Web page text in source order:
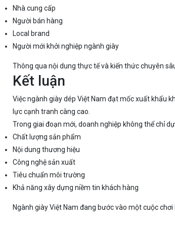
Nhà cung cấp
Người bán hàng
Local brand
Người mới khởi nghiệp ngành giày
Thông qua nội dung thực tế và kiến thức chuyên
Kết luận
Việc ngành giày dép Việt Nam đạt mốc xuất khẩu
lực cạnh tranh càng cao.
Trong giai đoạn mới, doanh nghiệp không thể chỉ
Chất lượng sản phẩm
Nội dung thương hiệu
Công nghệ sản xuất
Tiêu chuẩn môi trường
Khả năng xây dựng niềm tin khách hàng
Ngành giày Việt Nam đang bước vào một cuộc